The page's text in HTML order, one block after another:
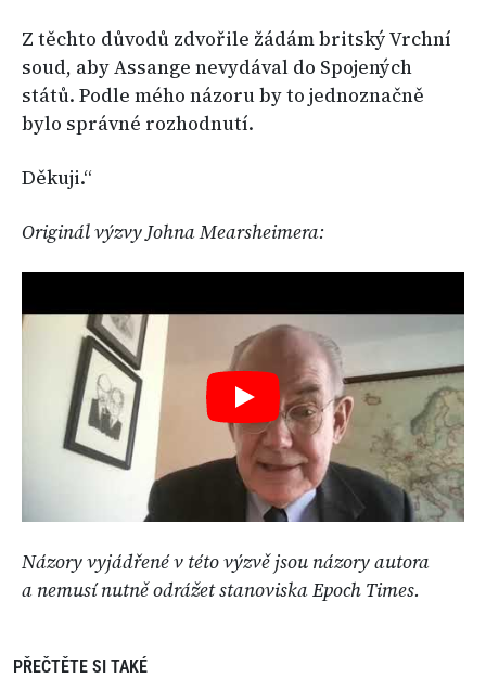
Z těchto důvodů zdvořile žádám britský Vrchní
soud, aby Assange nevydával do Spojených
států. Podle mého názoru by to jednoznačně
bylo správné rozhodnutí.
Děkuji.“
Originál výzvy Johna Mearsheimera:
Názory vyjádřené v této výzvě jsou názory autora
a nemusí nutně odrážet stanoviska Epoch Times.
PŘEČTĚTE SI TAKÉ